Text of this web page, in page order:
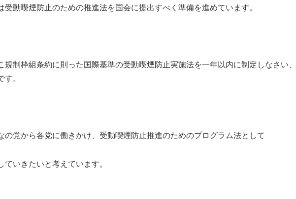
受動喫煙防止のための推進法を国会に提出すべく準備を進めています。
規制枠組条約に則った国際基準の受動喫煙防止実施法を一年以内に制定しなさい、
す。
の党から各党に働きかけ、受動喫煙防止推進のためのプログラム法として
ていきたいと考えています。